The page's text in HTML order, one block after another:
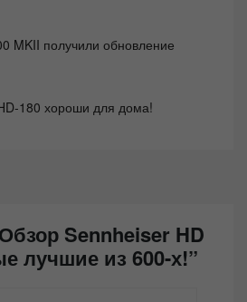
MKII получили обновление
180 хороши для дома!
Sennheiser HD
лучшие из 600-х!”